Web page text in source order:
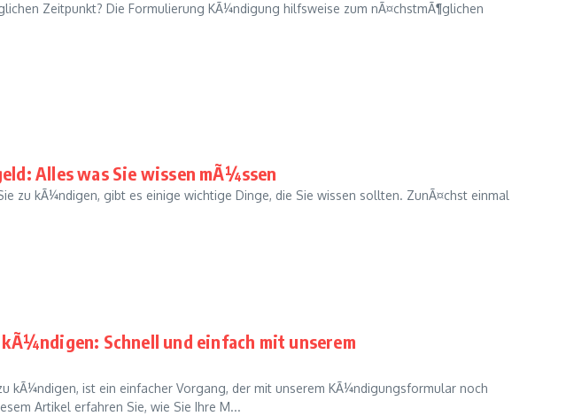
Zeitpunkt? Die Formulierung KÃ¼ndigung hilfsweise zum nÃ¤chstmÃ¶glichen
Alles was Sie wissen mÃ¼ssen
zu kÃ¼ndigen, gibt es einige wichtige Dinge, die Sie wissen sollten. ZunÃ¤chst einmal
Schnell und einfach mit unserem
kÃ¼ndigen, ist ein einfacher Vorgang, der mit unserem KÃ¼ndigungsformular noch
Artikel erfahren Sie, wie Sie Ihre M...